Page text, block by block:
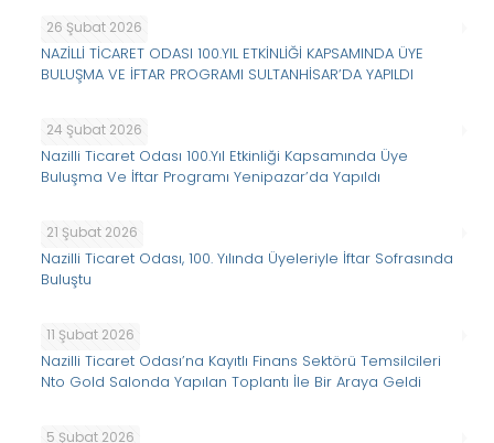
26 Şubat 2026
NAZİLLİ TİCARET ODASI 100.YIL ETKİNLİĞİ KAPSAMINDA ÜYE
BULUŞMA VE İFTAR PROGRAMI SULTANHİSAR’DA YAPILDI
24 Şubat 2026
Nazilli Ticaret Odası 100.Yıl Etkinliği Kapsamında Üye
Buluşma Ve İftar Programı Yenipazar’da Yapıldı
21 Şubat 2026
Nazilli Ticaret Odası, 100. Yılında Üyeleriyle İftar Sofrasında
Buluştu
11 Şubat 2026
Nazilli Ticaret Odası’na Kayıtlı Finans Sektörü Temsilcileri
Nto Gold Salonda Yapılan Toplantı İle Bir Araya Geldi
5 Şubat 2026